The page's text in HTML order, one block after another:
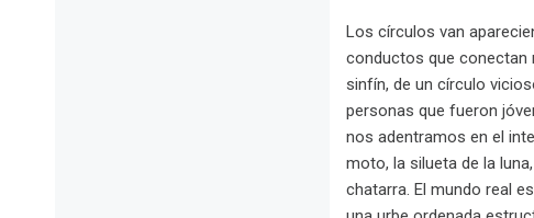
Los círculos van
conductos que conectan
sinfín, de un círculo
personas que fueron
nos adentramos en el
moto, la silueta de la
chatarra. El mundo real